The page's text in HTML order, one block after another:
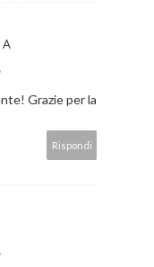
Grazie per la
Rispondi